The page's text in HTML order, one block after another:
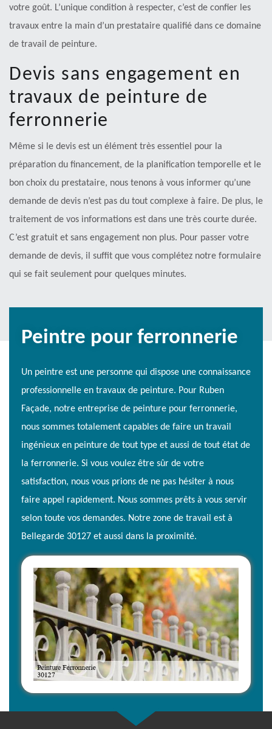
votre goût. L’unique condition à respecter, c’est de confier les
travaux entre la main d’un prestataire qualifié dans ce domaine
de travail de peinture.
Devis sans engagement en
travaux de peinture de
ferronnerie
Même si le devis est un élément très essentiel pour la
préparation du financement, de la planification temporelle et le
bon choix du prestataire, nous tenons à vous informer qu’une
demande de devis n’est pas du tout complexe à faire. De plus, le
traitement de vos informations est dans une très courte durée.
C’est gratuit et sans engagement non plus. Pour passer votre
demande de devis, il suffit que vous complétez notre formulaire
qui se fait seulement pour quelques minutes.
Peintre pour ferronnerie
Un peintre est une personne qui dispose une connaissance
professionnelle en travaux de peinture. Pour Ruben
Façade, notre entreprise de peinture pour ferronnerie,
nous sommes totalement capables de faire un travail
ingénieux en peinture de tout type et aussi de tout état de
la ferronnerie. Si vous voulez être sûr de votre
satisfaction, nous vous prions de ne pas hésiter à nous
faire appel rapidement. Nous sommes prêts à vous servir
selon toute vos demandes. Notre zone de travail est à
Bellegarde 30127 et aussi dans la proximité.